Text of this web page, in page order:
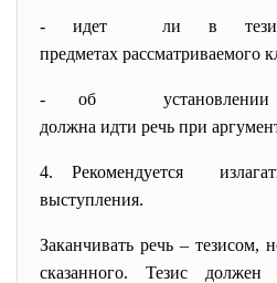
- идет ли в
предметах рассматриваемого
- об установлении
должна идти речь при
4. Рекомендуется
выступления.
Заканчивать речь –
сказанного. Тезис должен